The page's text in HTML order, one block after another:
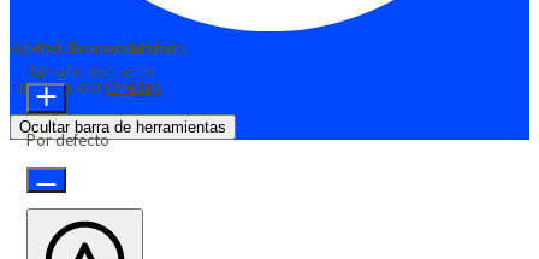
Ajustes de accesibilidad
Funciona con OneTap
Ocultar barra de herramientas
Módulos de contenido
Tamaño de fuente
Por defecto